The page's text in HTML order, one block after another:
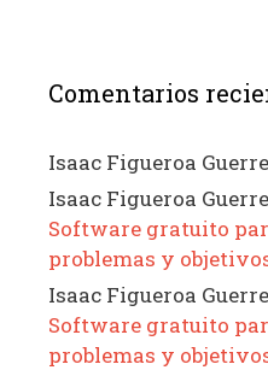
Comentarios
Isaac Figueroa
Isaac Figueroa
Software gratuito
problemas y
Isaac Figueroa
Software gratuito
problemas y